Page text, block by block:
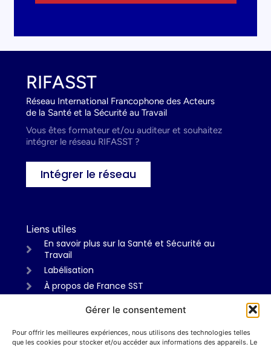
Gérer le consentement
Pour offrir les meilleures expériences, nous utilisons des technologies telles
que les cookies pour stocker et/ou accéder aux informations des appareils. Le
RIFASST
Réseau International Francophone des Acteurs
de la Santé et la Sécurité au Travail
Vous êtes formateur et/ou auditeur et souhaitez
intégrer le réseau RIFASST ?
Intégrer le réseau
Liens utiles
En savoir plus sur la Santé et Sécurité au
Travail
Labélisation
À propos de France SST
Informations